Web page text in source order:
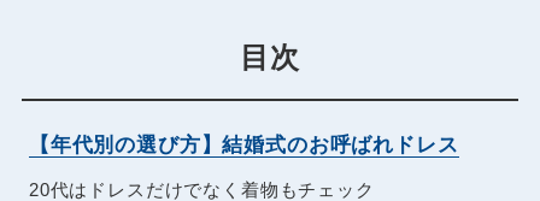
目次
【年代別の選び方】結婚式のお呼ばれドレス
20代はドレスだけでなく着物もチェック